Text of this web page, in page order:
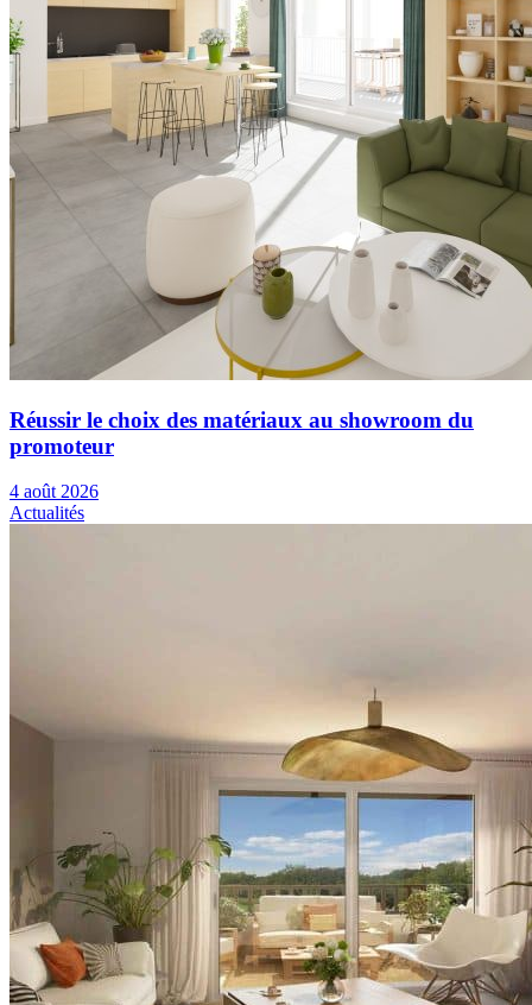
Réussir le choix des matériaux au showroom du
promoteur
4 août 2026
Actualités